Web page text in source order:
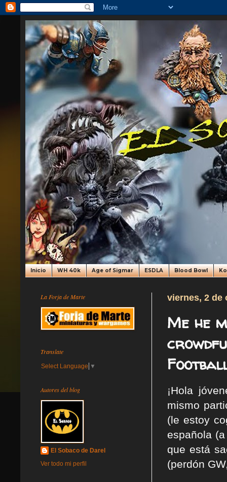
Inicio WH 40k Age of Sigmar ESDLA Blood Bowl
viernes, 2 de
Me he
¡Hola
mismo
(le estoy
española
que está
(perdón
La Forja de Marte
Translate
Select Language ▼
Autores del blog
El Sobaco de Darel
Ver todo mi perfil